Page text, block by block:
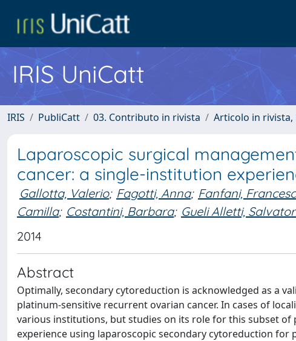
IRIS UniCatt
IRIS PubliCatt 03. Contributo in rivista Articolo in rivista,
Laparoscopic surgical
cancer: a single-institution
Gallotta, Valerio; Fagotti, Anna; Fanfani,
Camilla; Costantini, Barbara; Gueli Alletti,
2014
Abstract
Optimally, secondary cytoreduction is acknowledged as a
platinum-sensitive recurrent ovarian cancer. In cases of
various institutions, but studies on its role for this subset
experience using laparoscopic secondary cytoreduction